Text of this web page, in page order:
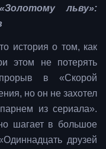
льву»:
история о том, как
этом не потерять
прорыв в «Скорой
но он не захотел
из сериала».
шагает в большое
друзей